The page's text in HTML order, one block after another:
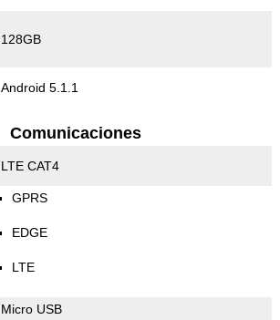
128GB
Android 5.1.1
Comunicaciones
LTE CAT4
GPRS
EDGE
LTE
Micro USB